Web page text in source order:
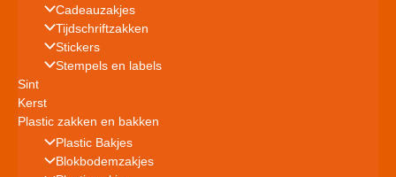
Cadeauzakjes
Tijdschriftzakken
Stickers
Stempels en labels
Sint
Kerst
Plastic zakken en bakken
Plastic Bakjes
Blokbodemzakjes